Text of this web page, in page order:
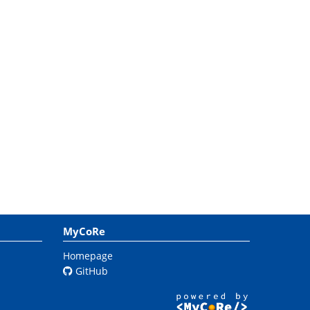
MyCoRe
Homepage
GitHub